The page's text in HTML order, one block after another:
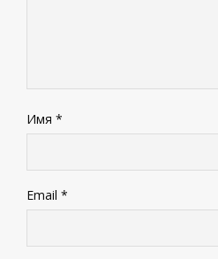
Имя *
Email *